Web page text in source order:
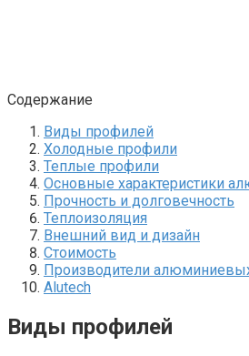
Содержание
Виды профилей
Холодные профили
Теплые профили
Основные характеристики
Прочность и долговечность
Теплоизоляция
Внешний вид и дизайн
Стоимость
Производители
Alutech
Виды профилей